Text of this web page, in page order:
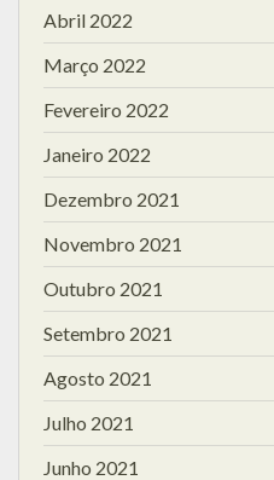
Abril 2022
Março 2022
Fevereiro 2022
Janeiro 2022
Dezembro 2021
Novembro 2021
Outubro 2021
Setembro 2021
Agosto 2021
Julho 2021
Junho 2021